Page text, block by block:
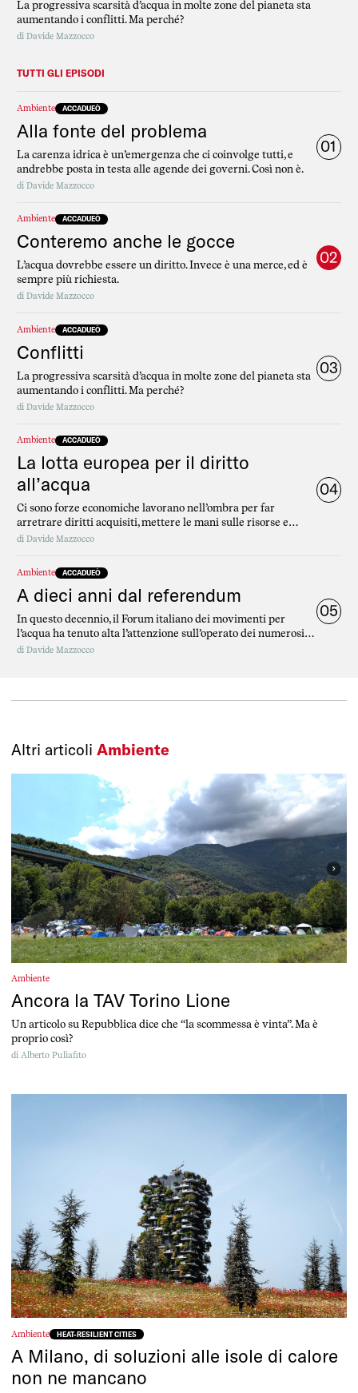
La progressiva scarsità d’acqua in molte zone del pianeta sta
aumentando i conflitti. Ma perché?
di Davide Mazzocco
TUTTI GLI EPISODI
Ambiente ACCADUEÒ
Alla fonte del problema
La carenza idrica è un’emergenza che ci coinvolge tutti, e
andrebbe posta in testa alle agende dei governi. Così non è.
di Davide Mazzocco
01
Ambiente ACCADUEÒ
Conteremo anche le gocce
L’acqua dovrebbe essere un diritto. Invece è una merce, ed è
sempre più richiesta.
di Davide Mazzocco
02
Ambiente ACCADUEÒ
Conflitti
La progressiva scarsità d’acqua in molte zone del pianeta sta
aumentando i conflitti. Ma perché?
di Davide Mazzocco
03
Ambiente ACCADUEÒ
La lotta europea per il diritto
all’acqua
Ci sono forze economiche lavorano nell’ombra per far
arretrare diritti acquisiti, mettere le mani sulle risorse e
privatizzare ciò che è pubblico.
di Davide Mazzocco
04
Ambiente ACCADUEÒ
A dieci anni dal referendum
In questo decennio, il Forum italiano dei movimenti per
l’acqua ha tenuto alta l’attenzione sull’operato dei numerosi
Governi post Berlusconi III.
di Davide Mazzocco
05
Altri articoli Ambiente
Ambiente
Ancora la TAV Torino Lione
Un articolo su Repubblica dice che “la scommessa è vinta”. Ma è
proprio così?
di Alberto Puliafito
Ambiente HEAT-RESILIENT CITIES
A Milano, di soluzioni alle isole di calore
non ne mancano